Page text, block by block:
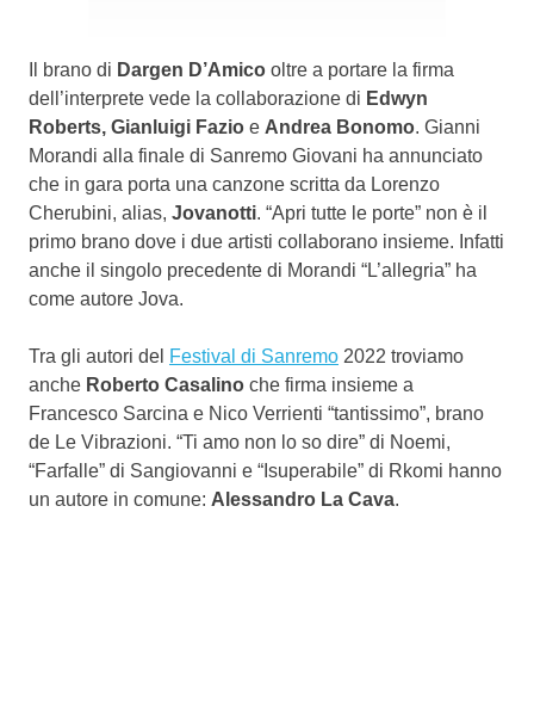
Il brano di Dargen D’Amico oltre a portare la firma
dell’interprete vede la collaborazione di Edwyn
Roberts, Gianluigi Fazio e Andrea Bonomo. Gianni
Morandi alla finale di Sanremo Giovani ha annunciato
che in gara porta una canzone scritta da Lorenzo
Cherubini, alias, Jovanotti. “Apri tutte le porte” non è il
primo brano dove i due artisti collaborano insieme. Infatti
anche il singolo precedente di Morandi “L’allegria” ha
come autore Jova.
Tra gli autori del Festival di Sanremo 2022 troviamo
anche Roberto Casalino che firma insieme a
Francesco Sarcina e Nico Verrienti “tantissimo”, brano
de Le Vibrazioni. “Ti amo non lo so dire” di Noemi,
“Farfalle” di Sangiovanni e “Isuperabile” di Rkomi hanno
un autore in comune: Alessandro La Cava.